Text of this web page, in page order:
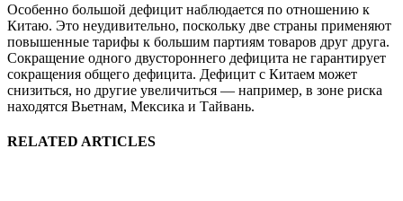
Особенно большой дефицит наблюдается по отношению к
Китаю. Это неудивительно, поскольку две страны применяют
повышенные тарифы к большим партиям товаров друг друга.
Сокращение одного двустороннего дефицита не гарантирует
сокращения общего дефицита. Дефицит с Китаем может
снизиться, но другие увеличиться — например, в зоне риска
находятся Вьетнам, Мексика и Тайвань.
RELATED ARTICLES